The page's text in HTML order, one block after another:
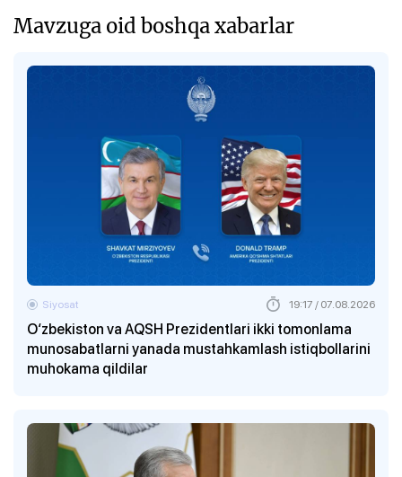
Mavzuga oid boshqa xabarlar
O‘zbekiston va AQSH Prezidentlari ikki tomonlama
munosabatlarni yanada mustahkamlash istiqbollarini
muhokama qildilar
Siyosat 19:17 / 07.08.2026